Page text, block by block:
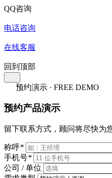
QQ咨询
电话咨询
在线客服
回到顶部
预约演示 · FREE DEMO
预约产品演示
留下联系方式，顾问将尽快为
称呼*
手机号*
公司 / 单位